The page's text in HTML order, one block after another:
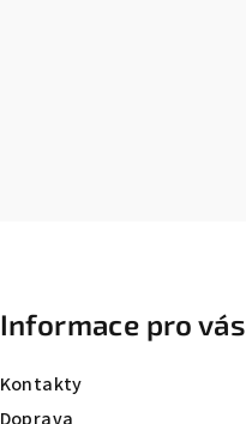
Informace pro vás
Kontakty